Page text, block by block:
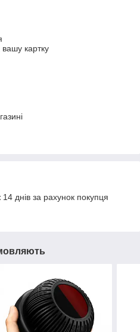
картку
днів за рахунок покупця